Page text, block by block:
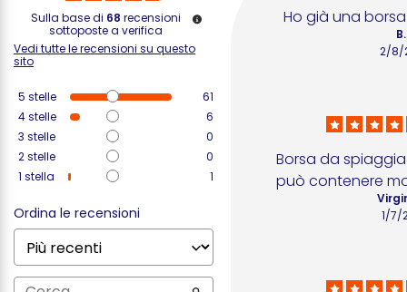
Sulla base di 68 recensioni
sottoposte a verifica
Vedi tutte le recensioni su questo
sito
5 stelle
61
4stelle
6
3 stelle
0
2stelle
0
1 stella 1
Ordina le recensioni
Ho già una
2/8/
Borsa da
può contenere
1/7/